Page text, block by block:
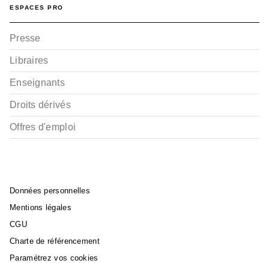
ESPACES PRO
Presse
Libraires
Enseignants
Droits dérivés
Offres d'emploi
Données personnelles
Mentions légales
CGU
Charte de référencement
Paramétrez vos cookies